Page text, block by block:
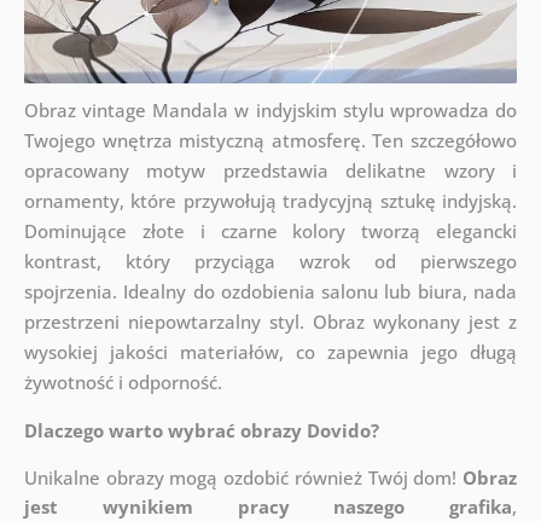
Obraz vintage Mandala w indyjskim stylu wprowadza do
Twojego wnętrza mistyczną atmosferę. Ten szczegółowo
opracowany motyw przedstawia delikatne wzory i
ornamenty, które przywołują tradycyjną sztukę indyjską.
Dominujące złote i czarne kolory tworzą elegancki
kontrast, który przyciąga wzrok od pierwszego
spojrzenia. Idealny do ozdobienia salonu lub biura, nada
przestrzeni niepowtarzalny styl. Obraz wykonany jest z
wysokiej jakości materiałów, co zapewnia jego długą
żywotność i odporność.
Dlaczego warto wybrać obrazy Dovido?
Unikalne obrazy mogą ozdobić również Twój dom! Obraz
jest wynikiem pracy naszego grafika,